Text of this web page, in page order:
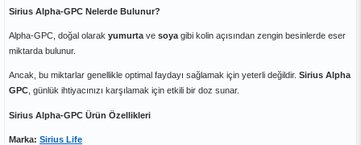
Sirius Alpha-GPC Nelerde Bulunur?
Alpha-GPC, doğal olarak yumurta ve soya gibi kolin açısından zengin besinlerde eser
miktarda bulunur.
Ancak, bu miktarlar genellikle optimal faydayı sağlamak için yeterli değildir. Sirius Alpha
GPC , günlük ihtiyacınızı karşılamak için etkili bir doz sunar.
Sirius Alpha-GPC Ürün Özellikleri
Marka: Sirius Life